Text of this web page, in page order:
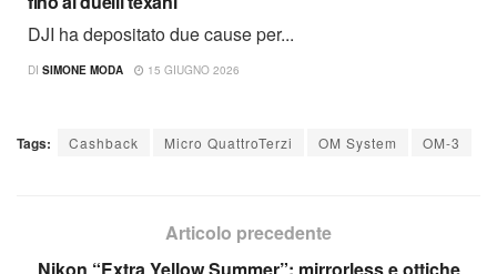
DJI ha depositato due cause per...
DI SIMONE MODA 15 GIUGNO 2026
Tags: Cashback Micro QuattroTerzi OM System OM-3
Articolo precedente